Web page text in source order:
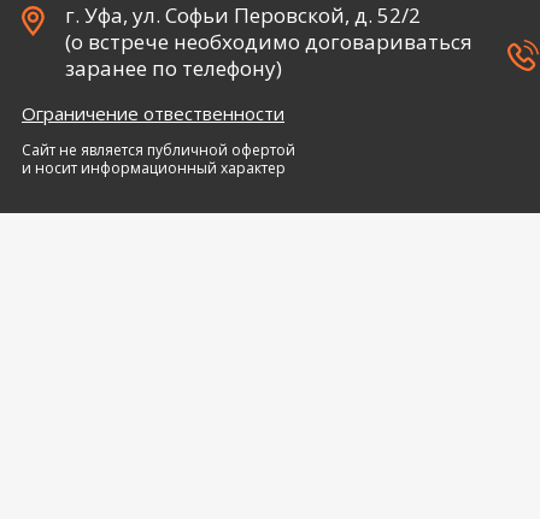
г. Уфа, ул. Софьи Перовской, д. 52/2
(о встрече необходимо договариваться
заранее по телефону)
Ограничение отвественности
Сайт не является публичной офертой
и носит информационный характер